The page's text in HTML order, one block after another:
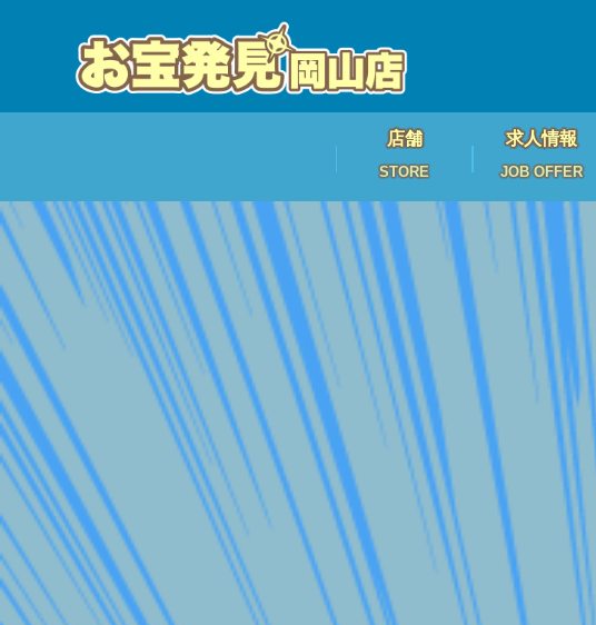
店舗
STORE
求人情報
JOB OFFER